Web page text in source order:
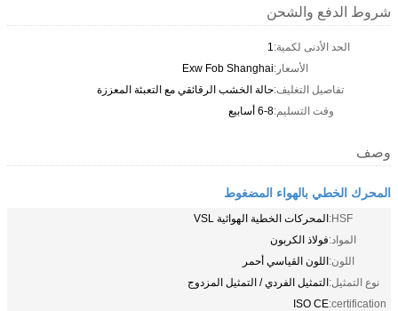
شروط الدفع والشحن
الحد الأدنى لكمية:1
الأسعار:Exw Fob Shanghai
تفاصيل التغليف:حالة الخشب الرقائقي مع التعبئة المعززة
وقت التسليم:6-8 أسابيع
وصف
المحرك الخطي بالهواء المضغوط
HSF: المحركات الخطية الهوائية VSL
المواد:فولاذ الكربون
اللون:اللون القياسي أحمر
نوع التمثيل:التمثيل الفردي / التمثيل المزدوج
certification:
ISO CE